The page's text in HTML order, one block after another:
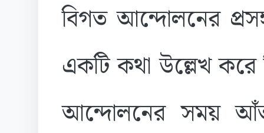
বিগত আন্দোলনের
একটি কথা উল্লেখ করে
আন্দোলনের সময়